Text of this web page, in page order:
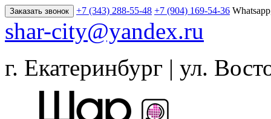
Заказать звонок +7 (343) 288-55-48 +7 (904) 169-54-36
shar-city@yandex.ru
г. Екатеринбург | ул.